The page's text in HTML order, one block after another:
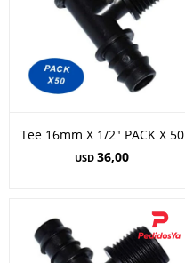
Tee 16mm X 1/2" PACK X 50
USD 36,00